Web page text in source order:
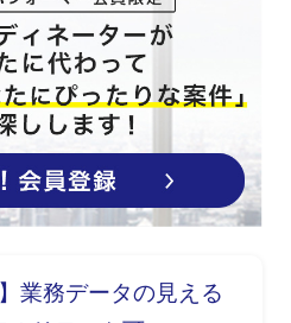
業務データの見える